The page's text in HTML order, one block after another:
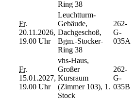
Ring 38
Fr.
20.11.2026,
19.00 Uhr
Leuchtturm-
Gebäude,
Dachgeschoß,
Bgm.-Stocker-
Ring 38
262-
G-
035A
Fr.
15.01.2027,
19.00 Uhr
vhs-Haus,
Großer
Kursraum
(Zimmer 103), 1.
Stock
262-
G-
035B